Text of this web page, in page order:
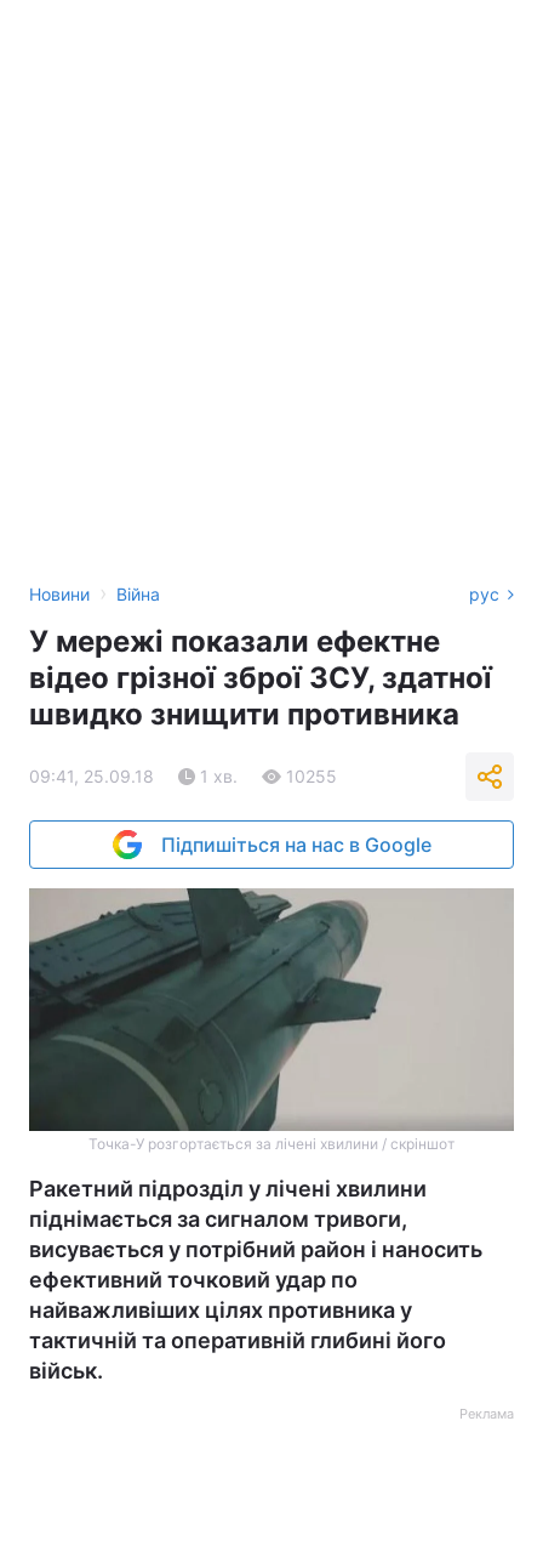
Новини › Війна рус
У мережі показали ефектне
відео грізної зброї ЗСУ, здатної
швидко знищити противника
09:41, 25.09.18 1 хв. 10255
Підпишіться на нас в Google
Точка-У розгортається за лічені хвилини / скріншот
Ракетний підрозділ у лічені хвилини
піднімається за сигналом тривоги,
висувається у потрібний район і наносить
ефективний точковий удар по
найважливіших цілях противника у
тактичній та оперативній глибині його
військ.
Реклама